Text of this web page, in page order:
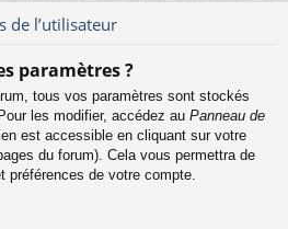
de l’utilisateur
paramètres ?
tous vos paramètres sont stockés
les modifier, accédez au Panneau de
est accessible en cliquant sur votre
du forum). Cela vous permettra de
préférences de votre compte.